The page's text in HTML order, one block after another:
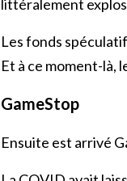
littéralement
Les fonds
Et à ce moment-là,
GameStop
Ensuite est arrivé